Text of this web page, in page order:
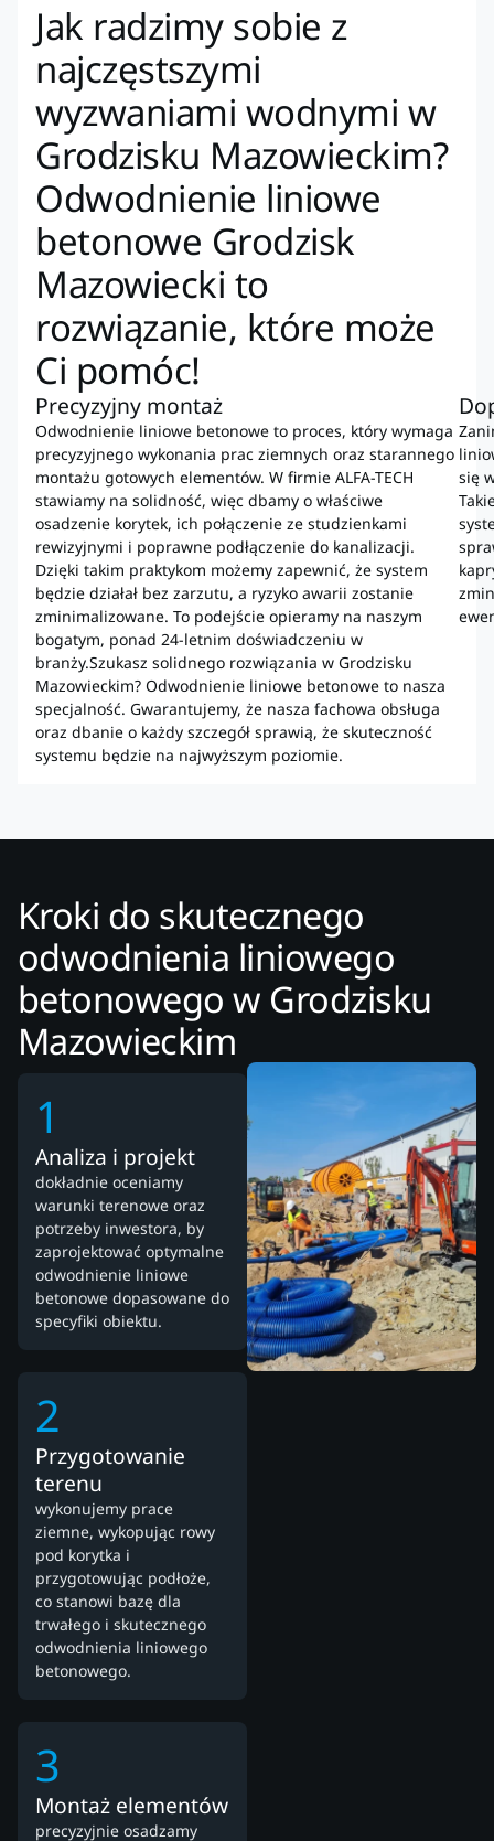
Jak radzimy sobie z
najczęstszymi
wyzwaniami wodnymi w
Grodzisku Mazowieckim?
Odwodnienie liniowe
betonowe Grodzisk
Mazowiecki to
rozwiązanie, które może
Ci pomóc!
Precyzyjny montaż
Odwodnienie liniowe betonowe to proces, który wymaga
precyzyjnego wykonania prac ziemnych oraz starannego
montażu gotowych elementów. W firmie ALFA-TECH
stawiamy na solidność, więc dbamy o właściwe
osadzenie korytek, ich połączenie ze studzienkami
rewizyjnymi i poprawne podłączenie do kanalizacji.
Dzięki takim praktykom możemy zapewnić, że system
będzie działał bez zarzutu, a ryzyko awarii zostanie
zminimalizowane. To podejście opieramy na naszym
bogatym, ponad 24-letnim doświadczeniu w
branży.Szukasz solidnego rozwiązania w Grodzisku
Mazowieckim? Odwodnienie liniowe betonowe to nasza
specjalność. Gwarantujemy, że nasza fachowa obsługa
oraz dbanie o każdy szczegół sprawią, że skuteczność
systemu będzie na najwyższym poziomie.
się
Kroki do skutecznego
odwodnienia liniowego
betonowego w Grodzisku
Mazowieckim
1
Analiza i projekt
dokładnie oceniamy
warunki terenowe oraz
potrzeby inwestora, by
zaprojektować optymalne
odwodnienie liniowe
betonowe dopasowane do
specyfiki obiektu.
2
Przygotowanie
terenu
wykonujemy prace
ziemne, wykopując rowy
pod korytka i
przygotowując podłoże,
co stanowi bazę dla
trwałego i skutecznego
odwodnienia liniowego
betonowego.
3
Montaż elementów
precyzyjnie osadzamy